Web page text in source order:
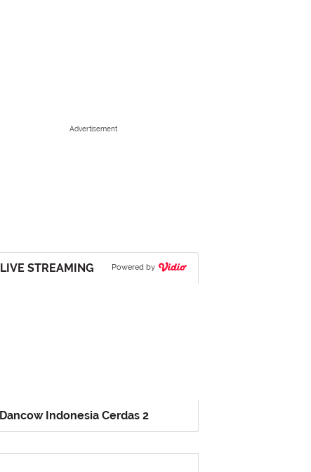
Advertisement
LIVE STREAMING Powered by
Dancow Indonesia Cerdas 2